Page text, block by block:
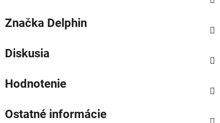
Značka Delphin
Diskusia
Hodnotenie
Ostatné informácie